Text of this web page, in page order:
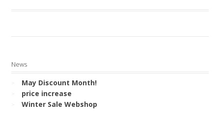
News
May Discount Month!
price increase
Winter Sale Webshop